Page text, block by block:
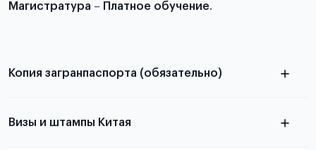
Магистратура – Платное обучение.
Копия загранпаспорта (обязательно)
паспорта
Визы и штампы Китая